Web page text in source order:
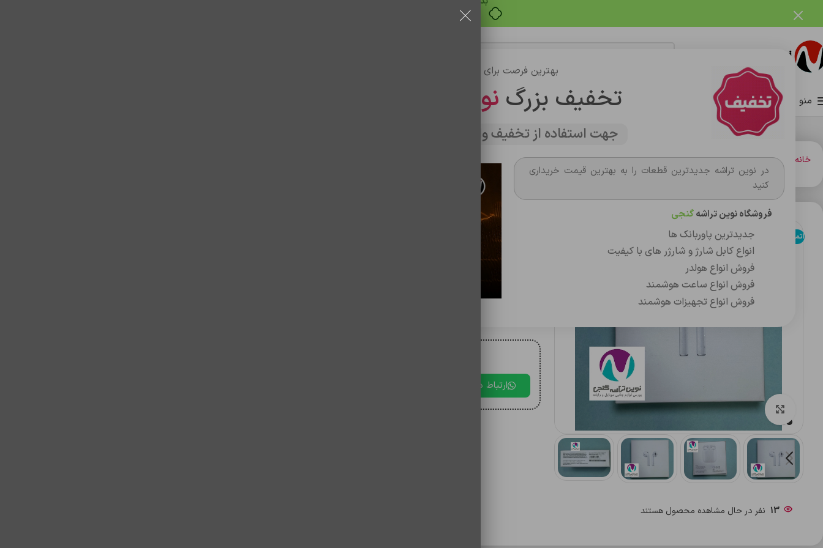
بهترین فرصت برای خرید
تخفیف بزرگ نوین تراشه
جهت استفاده از تخفیف وارد سایت شوید
در نوین تراشه جدیدترین قطعات را به بهترین قیمت خریداری
کنید
فروشگاه نوین تراشهگنجی
جدیدترین پاوربانک ها
انواع کابل شارژ و شارژر های با کیفیت
فروش انواع هولدر
فروش انواع ساعت هوشمند
فروش انواع تجهیزات هوشمند
خرید قسطی با ترب‌پی
منو صفحه اصلیفروشگاهوبلاگ
خانه هندزفري ها ايرپاد هندزفري بلوتوث ایرپاد سری 2 اپل های کپی گرید A
اتمام موجودی
بزرگنمایی تصویر
13 نفر در حال مشاهده محصول هستند
ایرپاد سری 2 اپل های کپی گرید A
ایرپاد سری 2 اپل
ارتباط در بله
فروشگاه نوین تراشه گنجی